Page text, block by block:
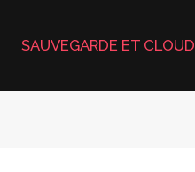
SAUVEGARDE ET CLOUD